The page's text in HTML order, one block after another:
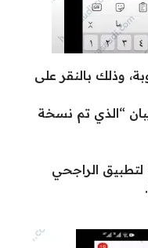
وذلك بالنقر على
“الذي تم نسخة
لتطبيق الراجحي